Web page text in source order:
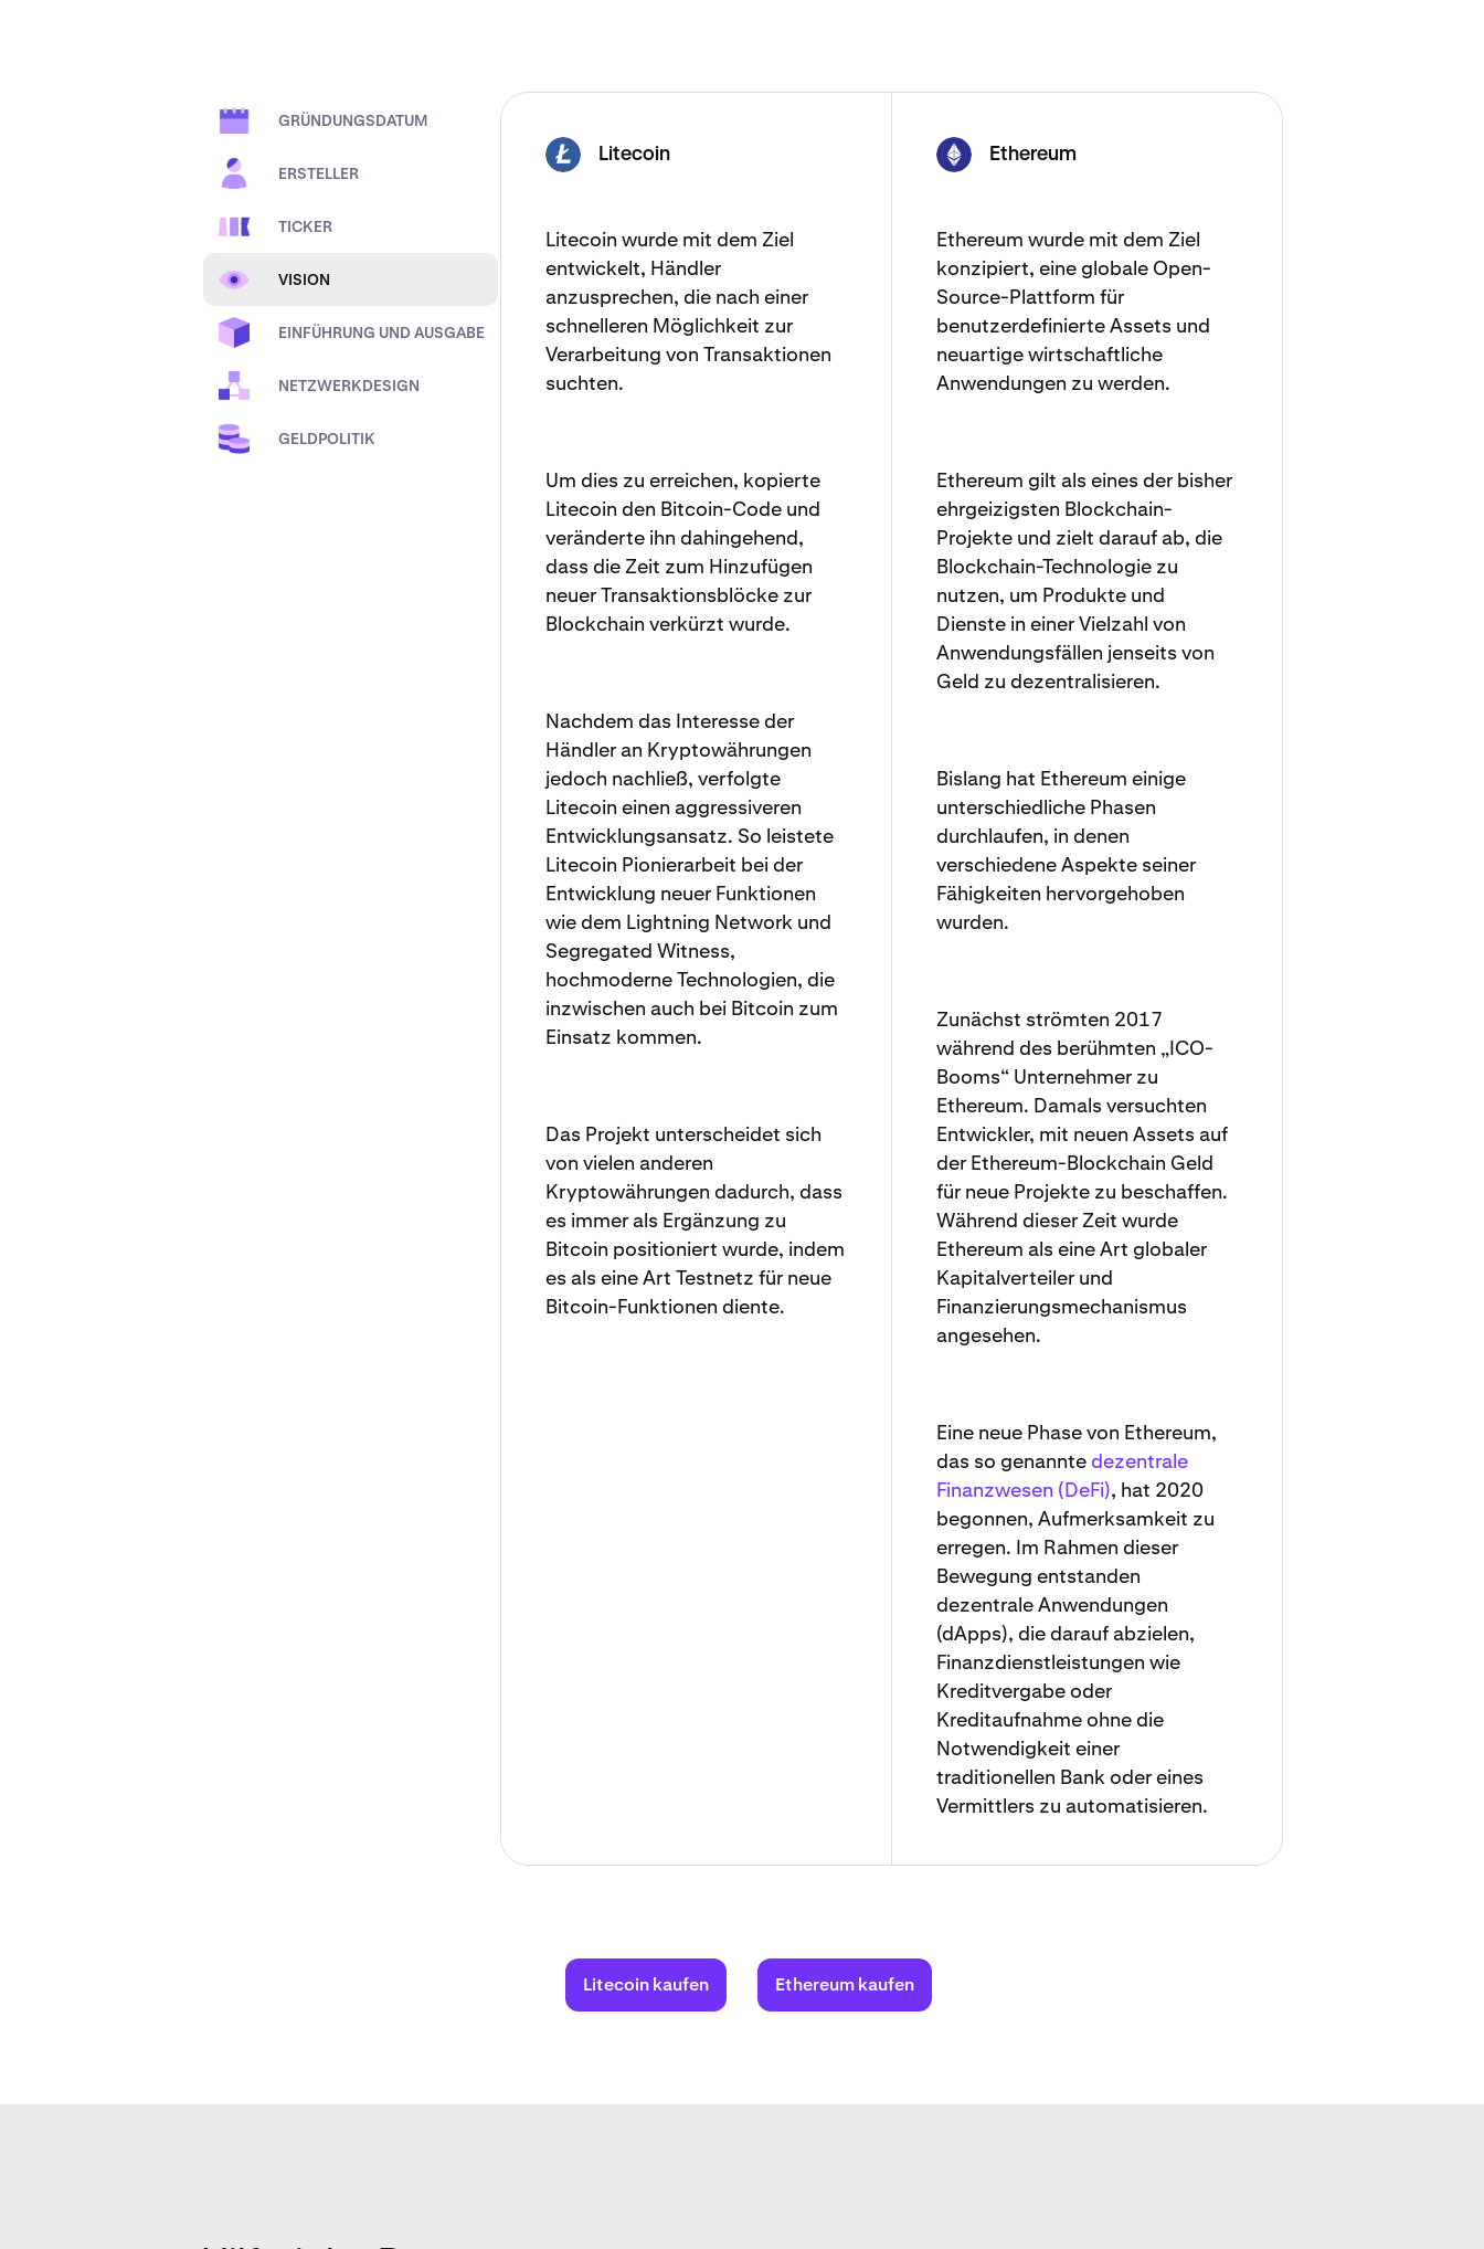
GRÜNDUNGSDATUM
ERSTELLER
TICKER
VISION
EINFÜHRUNG UND AUSGABE
NETZWERKDESIGN
GELDPOLITIK
LTC Litecoin
Litecoin wurde mit dem Ziel
entwickelt, Händler
anzusprechen, die nach einer
schnelleren Möglichkeit zur
Verarbeitung von Transaktionen
suchten.
Um dies zu erreichen, kopierte
Litecoin den Bitcoin-Code und
veränderte ihn dahingehend,
dass die Zeit zum Hinzufügen
neuer Transaktionsblöcke zur
Blockchain verkürzt wurde.
Nachdem das Interesse der
Händler an Kryptowährungen
jedoch nachließ, verfolgte
Litecoin einen aggressiveren
Entwicklungsansatz. So leistete
Litecoin Pionierarbeit bei der
Entwicklung neuer Funktionen
wie dem Lightning Network und
Segregated Witness,
hochmoderne Technologien, die
inzwischen auch bei Bitcoin zum
Einsatz kommen.
Das Projekt unterscheidet sich
von vielen anderen
Kryptowährungen dadurch, dass
es immer als Ergänzung zu
Bitcoin positioniert wurde, indem
es als eine Art Testnetz für neue
Bitcoin-Funktionen diente.
ETH Ethereum
Ethereum wurde mit dem Ziel
konzipiert, eine globale Open-
Source-Plattform für
benutzerdefinierte Assets und
neuartige wirtschaftliche
Anwendungen zu werden.
Ethereum gilt als eines der bisher
ehrgeizigsten Blockchain-
Projekte und zielt darauf ab, die
Blockchain-Technologie zu
nutzen, um Produkte und
Dienste in einer Vielzahl von
Anwendungsfällen jenseits von
Geld zu dezentralisieren.
Bislang hat Ethereum einige
unterschiedliche Phasen
durchlaufen, in denen
verschiedene Aspekte seiner
Fähigkeiten hervorgehoben
wurden.
Zunächst strömten 2017
während des berühmten „ICO-
Booms“ Unternehmer zu
Ethereum. Damals versuchten
Entwickler, mit neuen Assets auf
der Ethereum-Blockchain Geld
für neue Projekte zu beschaffen.
Während dieser Zeit wurde
Ethereum als eine Art globaler
Kapitalverteiler und
Finanzierungsmechanismus
angesehen.
Eine neue Phase von Ethereum,
das so genannte dezentrale
Finanzwesen (DeFi), hat 2020
begonnen, Aufmerksamkeit zu
erregen. Im Rahmen dieser
Bewegung entstanden
dezentrale Anwendungen
(dApps), die darauf abzielen,
Finanzdienstleistungen wie
Kreditvergabe oder
Kreditaufnahme ohne die
Notwendigkeit einer
traditionellen Bank oder eines
Vermittlers zu automatisieren.
Litecoin kaufen Ethereum kaufen